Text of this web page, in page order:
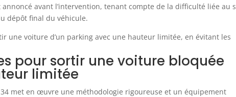
avant l’intervention, tenant compte de la difficulté liée au
dépôt final du véhicule.
pour sortir une voiture bloquée
limitée
met en œuvre une méthodologie rigoureuse et un équipement